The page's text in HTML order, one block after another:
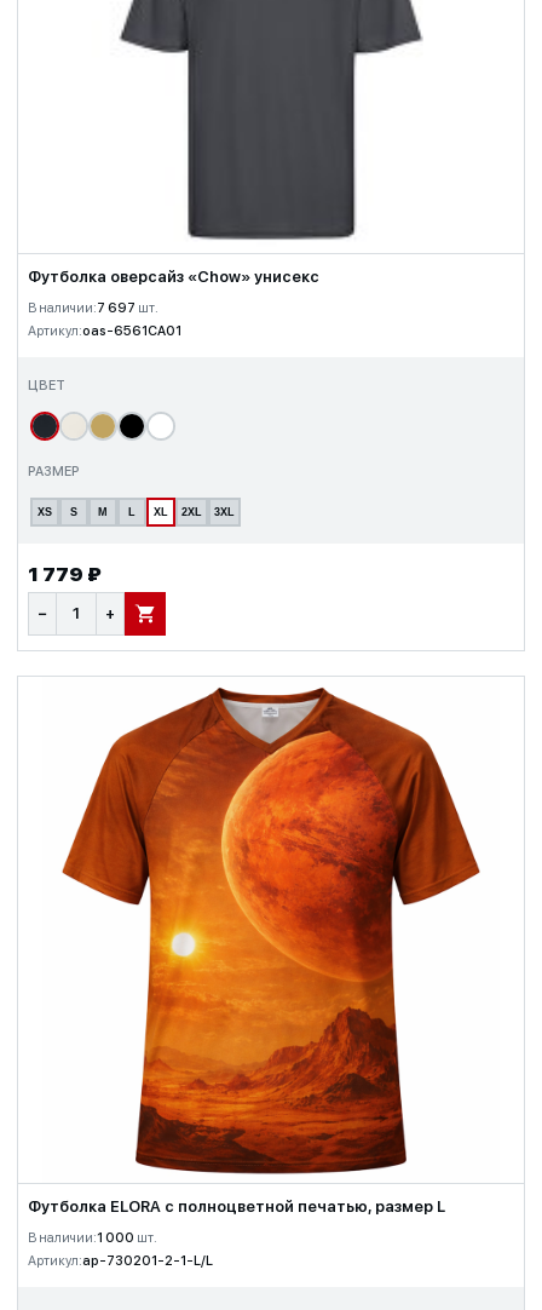
Футболка оверсайз «Chow» унисекс
В наличии:7 697 шт.
Артикул:oas-6561CA01
ЦВЕТ
РАЗМЕР
XS S M XL 2XL 3XL
1 779 ₽
− + В КОРЗИНУ
Футболка ELORA с полноцветной печатью, размер L
В наличии:1 000 шт.
Артикул:ap-730201-2-1-L/L